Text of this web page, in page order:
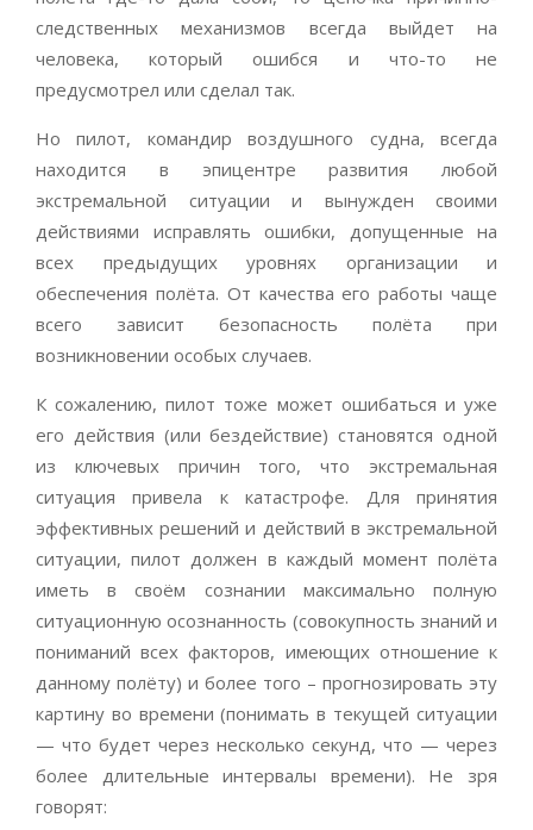
следственных механизмов всегда выйдет на
человека, который ошибся и что-то не
предусмотрел или сделал так.
Но пилот, командир воздушного судна, всегда
находится в эпицентре развития любой
экстремальной ситуации и вынужден своими
действиями исправлять ошибки, допущенные на
всех предыдущих уровнях организации и
обеспечения полёта. От качества его работы чаще
всего зависит безопасность полёта при
возникновении особых случаев.
К сожалению, пилот тоже может ошибаться и уже
его действия (или бездействие) становятся одной
из ключевых причин того, что экстремальная
ситуация привела к катастрофе. Для принятия
эффективных решений и действий в экстремальной
ситуации, пилот должен в каждый момент полёта
иметь в своём сознании максимально полную
ситуационную осознанность (совокупность знаний и
пониманий всех факторов, имеющих отношение к
данному полёту) и более того – прогнозировать эту
картину во времени (понимать в текущей ситуации
— что будет через несколько секунд, что — через
более длительные интервалы времени). Не зря
говорят: